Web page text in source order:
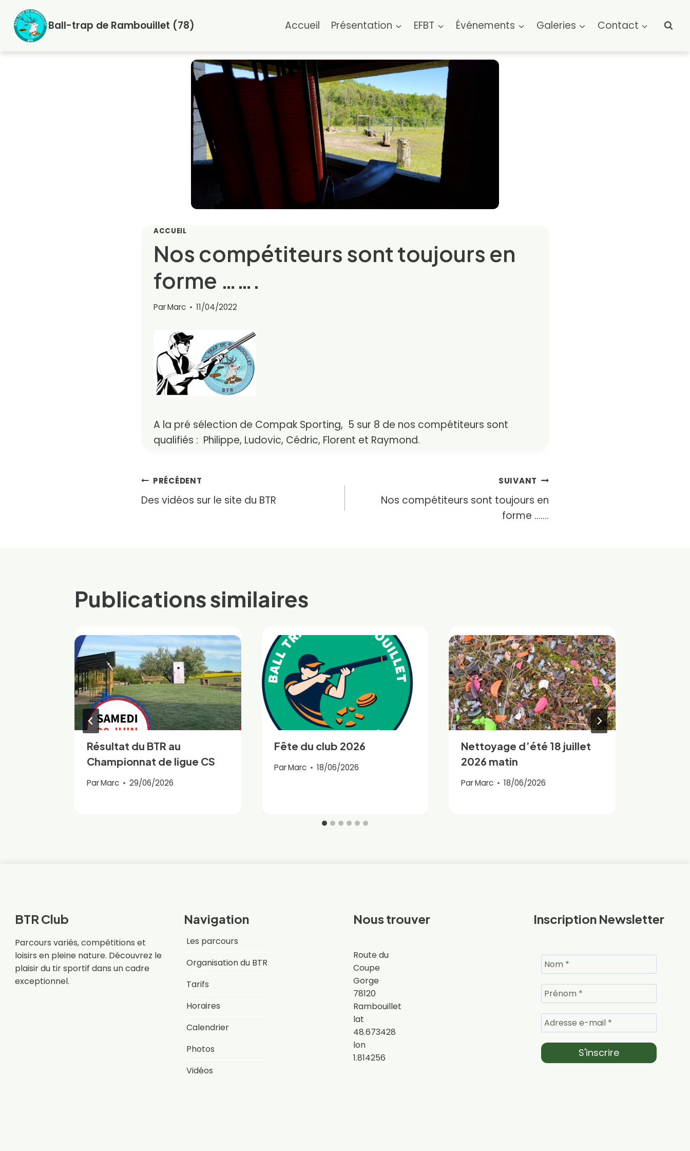
contenu
Ball-trap de Rambouillet (78) Accueil Présentation EFBT Événements Galeries Contact
ACCUEIL
Nos compétiteurs sont toujours en
forme …….
ParMarc 11/04/2022
A la pré sélection de Compak Sporting, 5 sur 8 de nos compétiteurs sont
qualifiés : Philippe, Ludovic, Cédric, Florent et Raymond.
Navigation
PRÉCÉDENT
Des vidéos sur le site du BTR
SUIVANT
Nos compétiteurs sont toujours en
forme …….
Publications similaires
Résultat du BTR au
Championnat de ligue CS
ParMarc 29/06/2026
Fête du club 2026
ParMarc 18/06/2026
Nettoyage d’été 18 juillet
2026 matin
ParMarc 18/06/2026
BTR Club
Parcours variés, compétitions et
loisirs en pleine nature. Découvrez le
plaisir du tir sportif dans un cadre
exceptionnel.
Navigation
Les parcours
Organisation du BTR
Tarifs
Horaires
Calendrier
Photos
Vidéos
Nous trouver
Route du
Coupe
Gorge
78120
Rambouillet
lat
48.673428
lon
1.814256
Inscription Newsletter